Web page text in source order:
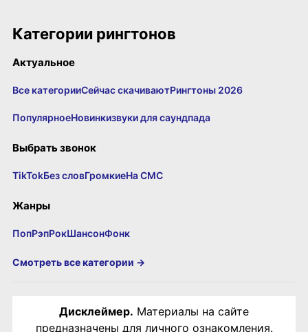
Категории рингтонов
Актуальное
Все категорииСейчас скачиваютРингтоны 2026
ПопулярноеНовинкизвуки для саундпада
Выбрать звонок
TikTokБез словГромкиеНа СМС
Жанры
ПопРэпРокШансонФонк
Смотреть все категории →
Дисклеймер. Материалы на сайте
предназначены для личного ознакомления.